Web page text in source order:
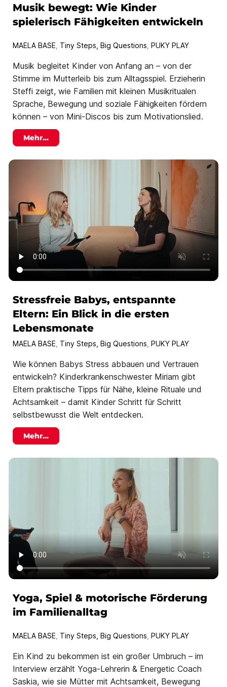
Musik bewegt: Wie Kinder
spielerisch Fähigkeiten entwickeln
MAELA BASE Tiny Steps, Big Questions PUKY PLAY
Musik begleitet Kinder von Anfang an – von der
Stimme im Mutterleib bis zum Alltagsspiel. Erzieherin
Steffi zeigt, wie Familien mit kleinen Musikritualen
Sprache, Bewegung und soziale Fähigkeiten fördern
können – von Mini-Discos bis zum Motivationslied.
Mehr...
Stressfreie Babys, entspannte
Eltern: Ein Blick in die ersten
Lebensmonate
MAELA BASE Tiny Steps, Big Questions PUKY PLAY
Wie können Babys Stress abbauen und Vertrauen
entwickeln? Kinderkrankenschwester Miriam gibt
Eltern praktische Tipps für Nähe, kleine Rituale und
Achtsamkeit – damit Kinder Schritt für Schritt
selbstbewusst die Welt entdecken.
Mehr...
Yoga, Spiel & motorische Förderung
im Familienalltag
MAELA BASE Tiny Steps, Big Questions PUKY PLAY
Ein Kind zu bekommen ist ein großer Umbruch – im
Interview erzählt Yoga-Lehrerin & Energetic Coach
Saskia, wie sie Mütter mit Achtsamkeit, Bewegung